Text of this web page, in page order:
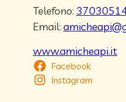
Telefono:
Email:
www.amicheapi.it
Facebook
Instagram